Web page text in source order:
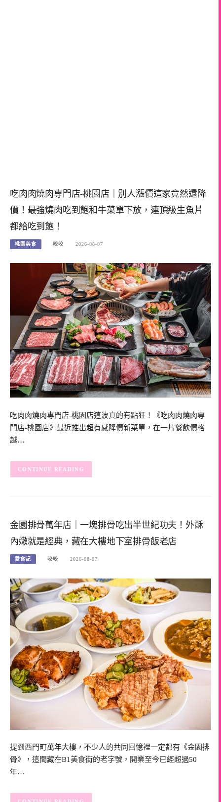
吃肉肉燒肉専門店-桃園店｜別人漲價這家竟然還降
價！最強燒肉吃到飽和牛菜單下放，連頂級生魚片
都給吃到飽！
桃園美食 咬咬 2026-08-07
吃肉肉燒肉専門店-桃園店這波真的有點狂！《吃肉肉燒肉専
門店-桃園店》最近推出超有感降價新菜單，在一片餐飲價格
越…
CONTINUE READING
金園排骨萬年店｜一塊排骨吃出半世紀功夫！外酥
內嫩就是經典，藏在大樓地下室排骨飯老店
愛食記 咬咬 2026-08-07
提到西門町萬年大樓，不少人的共同回憶裡一定都有《金園排
骨》，這間藏在B1美食街的老字號，開業至今已經超過50
年…